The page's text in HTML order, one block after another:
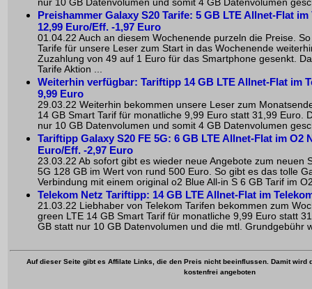
nur 10 GB Datenvolumen und somit 4 GB Datenvolumen
Preishammer Galaxy S20 Tarife: 5 GB LTE Allnet-Flat
12,99 Euro/Eff. -1,97 Euro
01.04.22 Auch an diesem Wochenende purzeln die Preise.
Tarife für unsere Leser zum Start in das Wochenende
Zuzahlung von 49 auf 1 Euro für das Smartphone gesenkt.
Tarife Aktion ...
Weiterhin verfügbar: Tariftipp 14 GB LTE Allnet-Flat im
9,99 Euro
29.03.22 Weiterhin bekommen unsere Leser zum
14 GB Smart Tarif für monatliche 9,99 Euro statt 31,99 Euro.
nur 10 GB Datenvolumen und somit 4 GB Datenvolumen
Tariftipp Galaxy S20 FE 5G: 6 GB LTE Allnet-Flat im O2
Euro/Eff. -2,97 Euro
23.03.22 Ab sofort gibt es wieder neue Angebote zum neuen
5G 128 GB im Wert von rund 500 Euro. So gibt es das tolle
Verbindung mit einem original o2 Blue All-in S 6 GB Tarif im
Telekom Netz Tariftipp: 14 GB LTE Allnet-Flat im
21.03.22 Liebhaber von Telekom Tarifen bekommen zum
green LTE 14 GB Smart Tarif für monatliche 9,99 Euro statt
GB statt nur 10 GB Datenvolumen und die mtl. Grundgebühr
Auf dieser Seite gibt es Affilate Links, die den Preis nicht beeinflussen. Damit wird
kostenfrei angeboten